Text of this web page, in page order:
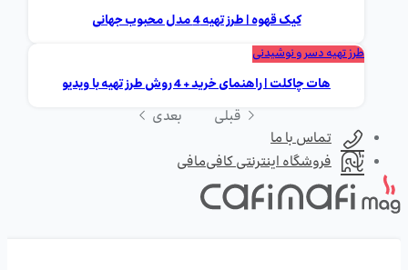
کیک قهوه | طرز تهیه 4 مدل محبوب جهانی
طرز تهیه دسر و نوشیدنی
هات چاکلت | راهنمای خرید + 4 روش طرز تهیه با ویدیو
قبلی
بعدی
تماس با ما
فروشگاه اینترنتی کافی‌مافی